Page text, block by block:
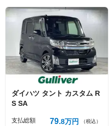
ダイハツ タント カスタム R
S SA
支払総額 79 8万円 （税込）